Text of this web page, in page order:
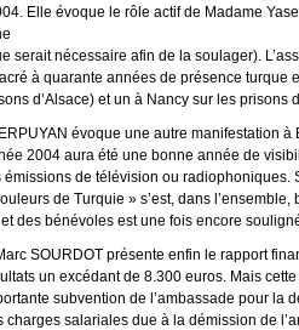
Elle évoque le rôle actif de Madame
serait nécessaire afin de la soulager).
à quarante années de présence turque
d’Alsace) et un à Nancy sur les prisons
évoque une autre manifestation
2004 aura été une bonne année de
émissions de télévision ou
de Turquie » s’est, dans
des bénévoles est une fois encore
SOURDOT présente enfin le rapport
un excédant de 8.300 euros. Mais
subvention de l’ambassade pour la
charges salariales due à la démission de